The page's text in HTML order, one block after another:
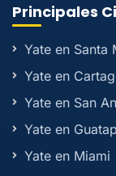
Principales
Yate en Santa
Yate en
Yate en San
Yate en
Yate en Miami